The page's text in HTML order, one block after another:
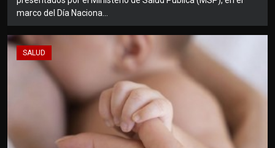
marco del Día Naciona...
SALUD